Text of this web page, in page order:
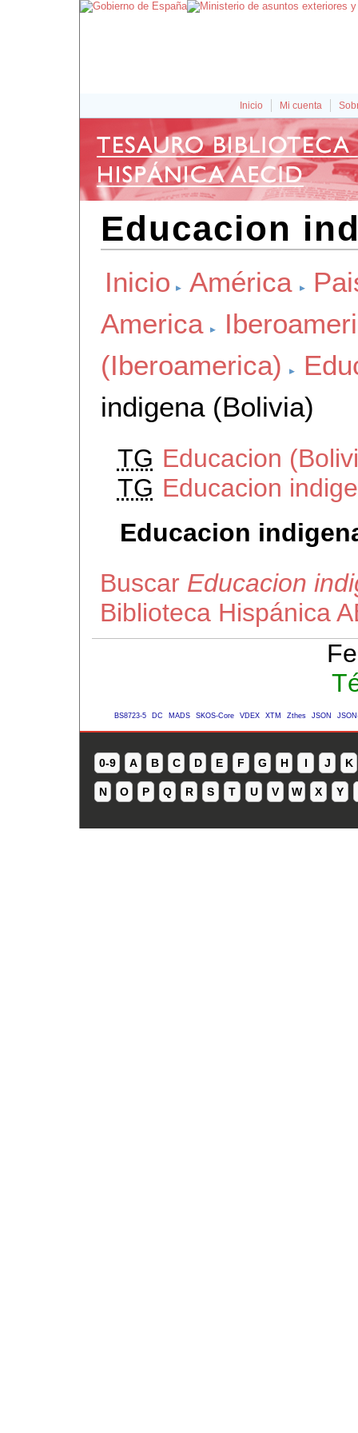
Inicio Mi cuenta
Educacion
Inicio América
America
(Iberoamerica)
indigena (Bolivia)
TG Educacion
TG Educacion
Educacion
Buscar Educacion
Biblioteca Hispánica
BS8723-5 DC MADS SKOS-Core VDEX XTM Zthes JSON
0-9 A B C D E F G H I J K
N O P Q R S T U V W X Y